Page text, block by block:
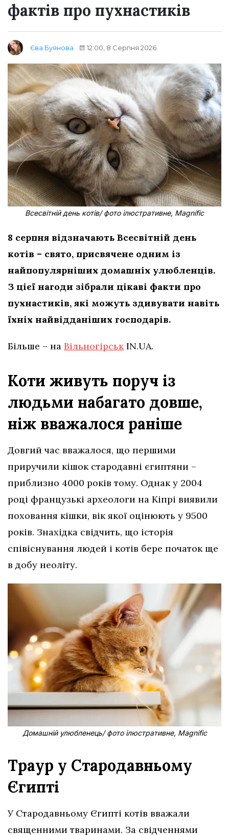
фактів про пухнастиків
Єва Буянова 12:00, 8 Серпня 2026
Всесвітній день котів/ фото ілюстративне, Magnific
8 серпня відзначають Всесвітній день
котів – свято, присвячене одним із
найпопулярніших домашніх улюбленців.
З цієї нагоди зібрали цікаві факти про
пухнастиків, які можуть здивувати навіть
їхніх найвідданіших господарів.
Більше – на ВільногірськIN.UA.
Коти живуть поруч із
людьми набагато довше,
ніж вважалося раніше
Довгий час вважалося, що першими
приручили кішок стародавні єгиптяни –
приблизно 4000 років тому. Однак у 2004
році французькі археологи на Кіпрі виявили
поховання кішки, вік якої оцінюють у 9500
років. Знахідка свідчить, що історія
співіснування людей і котів бере початок ще
в добу неоліту.
Домашній улюбленець/ фото ілюстративне, Magnific
Траур у Стародавньому
Єгипті
У Стародавньому Єгипті котів вважали
священними тваринами. За свідченнями